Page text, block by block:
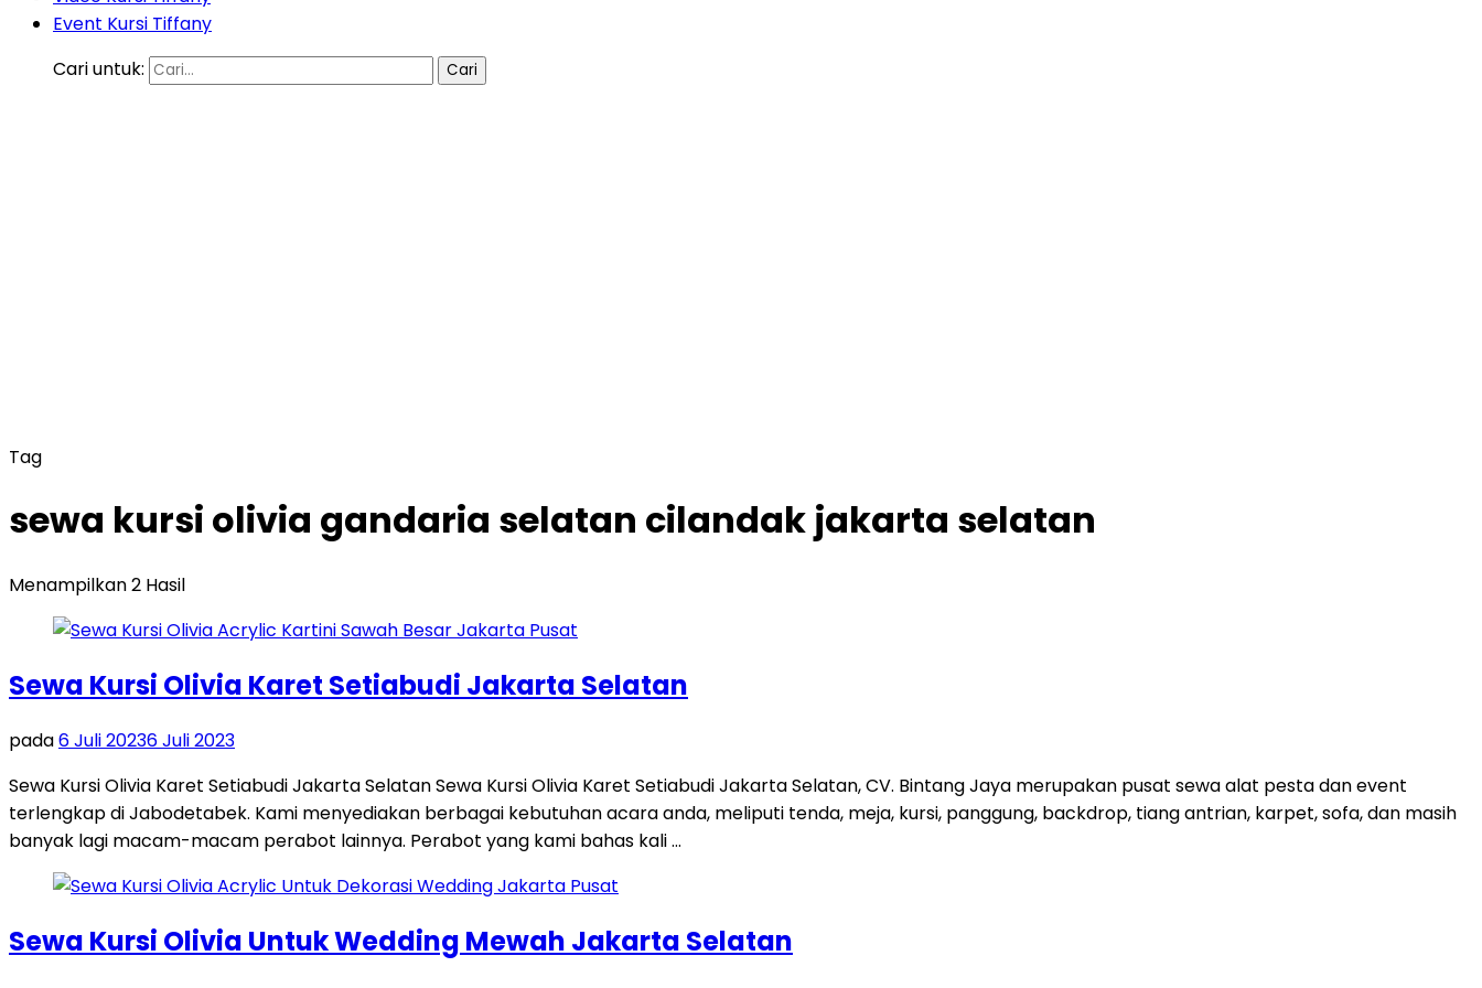
Event Kursi Tiffany
Cari untuk:
Tag
sewa kursi olivia gandaria selatan cilandak jakarta selatan
Menampilkan 2 Hasil
Sewa Kursi Olivia Karet Setiabudi Jakarta Selatan
pada6 Juli 20236 Juli 2023
Sewa Kursi Olivia Karet Setiabudi Jakarta Selatan Sewa Kursi Olivia Karet Setiabudi Jakarta Selatan, CV. Bintang Jaya merupakan pusat sewa alat pesta dan event
terlengkap di Jabodetabek. Kami menyediakan berbagai kebutuhan acara anda, meliputi tenda, meja, kursi, panggung, backdrop, tiang antrian, karpet, sofa, dan masih
banyak lagi macam-macam perabot lainnya. Perabot yang kami bahas kali …
Sewa Kursi Olivia Untuk Wedding Mewah Jakarta Selatan